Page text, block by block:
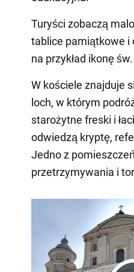
Turyści zobaczą
tablice pamiątkowe i
na przykład ikonę św.
W kościele znajduje
loch, w którym
starożytne freski i
odwiedzą kryptę,
Jedno z pomieszczeń
przetrzymywania i